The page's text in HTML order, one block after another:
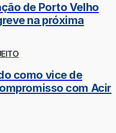
de Porto Velho
na próxima
como vice de
com Acir